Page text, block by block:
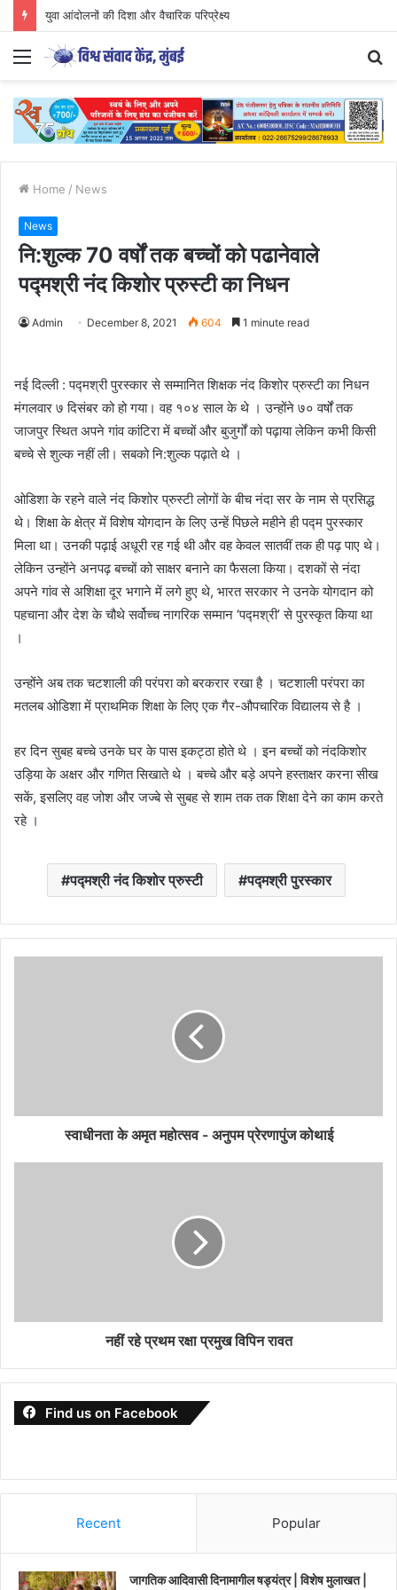
युवा आंदोलनों की दिशा और वैचारिक परिप्रेक्ष्य
Menu
Home / News
News
नि:शुल्क 70 वर्षों तक बच्चों को पढानेवाले
पद्मश्री नंद किशोर प्रुस्टी का निधन
Admin December 8, 2021 604 1 minute read
नई दिल्ली : पद्मश्री पुरस्कार से सम्मानित शिक्षक नंद किशोर प्रुस्टी का निधन
मंगलवार ७ दिसंबर को हो गया। वह १०४ साल के थे । उन्होंने ७० वर्षों तक
जाजपुर स्थित अपने गांव कांटिरा में बच्चों और बुजुर्गों को पढ़ाया लेकिन कभी किसी
बच्चे से शुल्क नहीं ली। सबको नि:शुल्क पढ़ाते थे ।
ओडिशा के रहने वाले नंद किशोर प्रुस्टी लोगों के बीच नंदा सर के नाम से प्रसिद्ध
थे। शिक्षा के क्षेत्र में विशेष योगदान के लिए उन्हें पिछले महीने ही पद्म पुरस्कार
मिला था। उनकी पढ़ाई अधूरी रह गई थी और वह केवल सातवीं तक ही पढ़ पाए थे।
लेकिन उन्होंने अनपढ़ बच्चों को साक्षर बनाने का फैसला किया। दशकों से नंदा
अपने गांव से अशिक्षा दूर भगाने में लगे हुए थे, भारत सरकार ने उनके योगदान को
पहचाना और देश के चौथे सर्वोच्च नागरिक सम्मान ‘पद्मश्री’ से पुरस्कृत किया था
।
उन्होंने अब तक चटशाली की परंपरा को बरकरार रखा है । चटशाली परंपरा का
मतलब ओडिशा में प्राथमिक शिक्षा के लिए एक गैर-औपचारिक विद्यालय से है ।
हर दिन सुबह बच्चे उनके घर के पास इकट्ठा होते थे । इन बच्चों को नंदकिशोर
उड़िया के अक्षर और गणित सिखाते थे । बच्चे और बड़े अपने हस्ताक्षर करना सीख
सकें, इसलिए वह जोश और जज्बे से सुबह से शाम तक तक शिक्षा देने का काम करते
रहे ।
पद्मश्री नंद किशोर प्रुस्टी पद्मश्री पुरस्कार
स्वाधीनता के अमृत महोत्सव - अनुपम प्रेरणापुंज कोथाई
नहीं रहे प्रथम रक्षा प्रमुख विपिन रावत
Find us on Facebook
Recent Popular
जागतिक आदिवासी दिनामागील षड्यंत्र | विशेष मुलाखत |